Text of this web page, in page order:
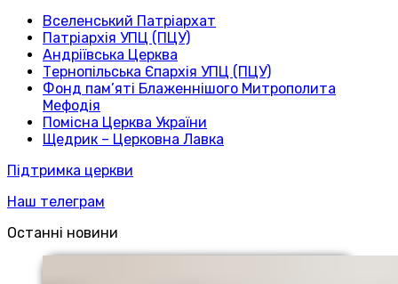
Вселенський Патріархат
Патріархія УПЦ (ПЦУ)
Андріївська Церква
Тернопільська Єпархія УПЦ (ПЦУ)
Фонд пам’яті Блаженнішого Митрополита
Мефодія
Помісна Церква України
Щедрик – Церковна Лавка
Підтримка церкви
Наш телеграм
Останні новини